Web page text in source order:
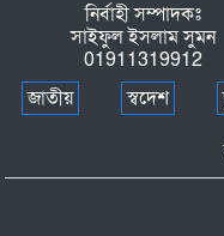
নির্বাহী সম্পাদকঃ
সাইফুল ইসলাম সুমন
01911319912
জাতীয়
স্বদেশ